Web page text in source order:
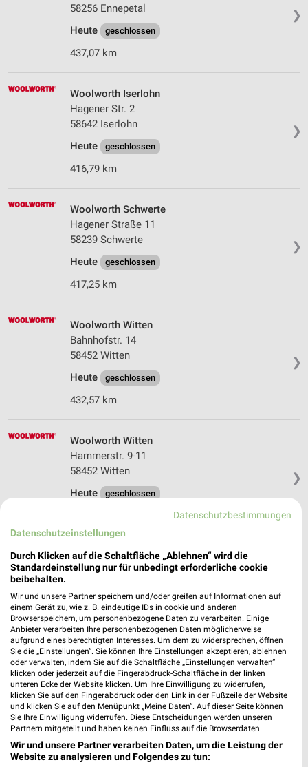
❯
58256 Ennepetal
Heute
geschlossen
437,07 km
❯
Woolworth Iserlohn
Hagener Str. 2
58642 Iserlohn
Heute
geschlossen
416,79 km
❯
Woolworth Schwerte
Hagener Straße 11
58239 Schwerte
Heute
geschlossen
417,25 km
❯
Woolworth Witten
Bahnhofstr. 14
58452 Witten
Heute
geschlossen
432,57 km
❯
Woolworth Witten
Hammerstr. 9-11
58452 Witten
Heute
geschlossen
Woolworth Schwelm
Untermauerstr. 19-23
Heute
geschlossen
441,10 km
Woolworth Dortmund
Hörder Rathausstraße 18
44263 Dortmund
Heute geschlossen
419,88 km
Datenschutzbestimmungen
Datenschutzeinstellungen
Durch Klicken auf die Schaltfläche „Ablehnen“ wird die
Standardeinstellung nur für unbedingt erforderliche cookie
beibehalten.
Wir und unsere Partner speichern und/oder greifen auf Informationen auf
einem Gerät zu, wie z. B. eindeutige IDs in cookie und anderen
Browserspeichern, um personenbezogene Daten zu verarbeiten. Einige
Anbieter verarbeiten Ihre personenbezogenen Daten möglicherweise
aufgrund eines berechtigten Interesses. Um dem zu widersprechen, öffnen
Sie die „Einstellungen“. Sie können Ihre Einstellungen akzeptieren, ablehnen
oder verwalten, indem Sie auf die Schaltfläche „Einstellungen verwalten“
klicken oder jederzeit auf die Fingerabdruck-Schaltfläche in der linken
unteren Ecke der Website klicken. Um Ihre Einwilligung zu widerrufen,
klicken Sie auf den Fingerabdruck oder den Link in der Fußzeile der Website
und klicken Sie auf den Menüpunkt „Meine Daten“. Auf dieser Seite können
Sie Ihre Einwilligung widerrufen. Diese Entscheidungen werden unseren
Partnern mitgeteilt und haben keinen Einfluss auf die Browserdaten.
Wir und unsere Partner verarbeiten Daten, um die Leistung der
Website zu analysieren und Folgendes zu tun: